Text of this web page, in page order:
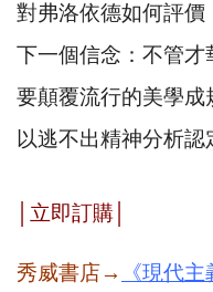
對弗洛依德如何評價
下一個信念：不管
要顛覆流行的美學
以逃不出精神分析認
立即訂購
秀威書店→ 《現代